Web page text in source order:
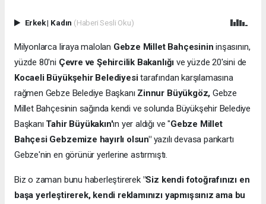
Erkek| Kadın (Haberi Sesli Oku)
Milyonlarca liraya malolan Gebze Millet Bahçesinin inşasının,
yüzde 80'ni Çevre ve Şehircilik Bakanlığı ve yüzde 20'sini de
Kocaeli Büyükşehir Belediyesitarafından karşılamasına
rağmen Gebze Belediye Başkanı Zinnur Büyükgöz, Gebze
Millet Bahçesinin sağında kendi ve solunda Büyükşehir Belediye
Başkanı Tahir Büyükakın'ın yer aldığı ve "Gebze Millet
Bahçesi Gebzemize hayırlı olsun"yazılı devasa pankartı
Gebze'nin en görünür yerlerine astırmıştı.
Biz o zaman bunu haberleştirerek "Siz kendi fotoğrafınızı en
başa yerleştirerek, kendi reklamınızı yapmışsınız ama bu